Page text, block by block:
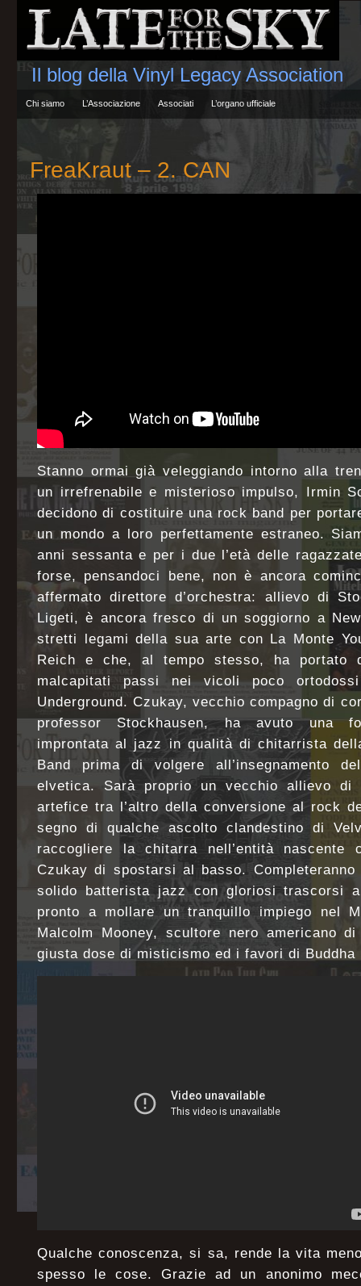
Il blog della Vinyl Legacy Association
Chi siamo L’Associazione Associati L’organo ufficiale
FreaKraut – 2. CAN
Stanno ormai già veleggiando intorno alla
un irrefrenabile e misterioso impulso, Irmin
decidono di costituire una rock band per
un mondo a loro perfettamente estraneo.
anni sessanta e per i due l’età delle
forse, pensandoci bene, non è ancora
affermato direttore d’orchestra: allievo di
Ligeti, è ancora fresco di un soggiorno a
stretti legami della sua arte con La Monte
Reich e che, al tempo stesso, ha portato
malcapitati passi nei vicoli poco
Underground. Czukay, vecchio compagno di
professor Stockhausen, ha avuto una
improntata al jazz in qualità di chitarrista
Band prima di volgere all’insegnamento
elvetica. Sarà proprio un vecchio allievo di
artefice tra l’altro della conversione al rock
segno di qualche ascolto clandestino di
raccogliere la chitarra nell’entità nascente
Czukay di spostarsi al basso.
solido batterista jazz con gloriosi trascorsi
pronto a mollare un tranquillo impiego nel
Malcolm Mooney, scultore nero americano
giusta dose di misticismo ed i favori di
Qualche conoscenza, si sa, rende la vita
spesso le cose. Grazie ad un anonimo